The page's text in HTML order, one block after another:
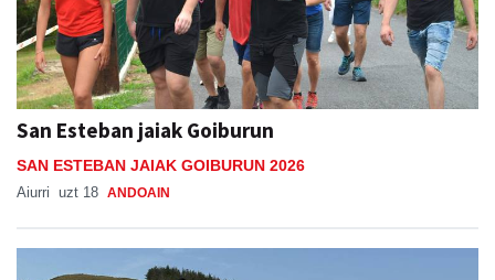
San Esteban jaiak Goiburun
SAN ESTEBAN JAIAK GOIBURUN 2026
Aiurri uzt 18 ANDOAIN